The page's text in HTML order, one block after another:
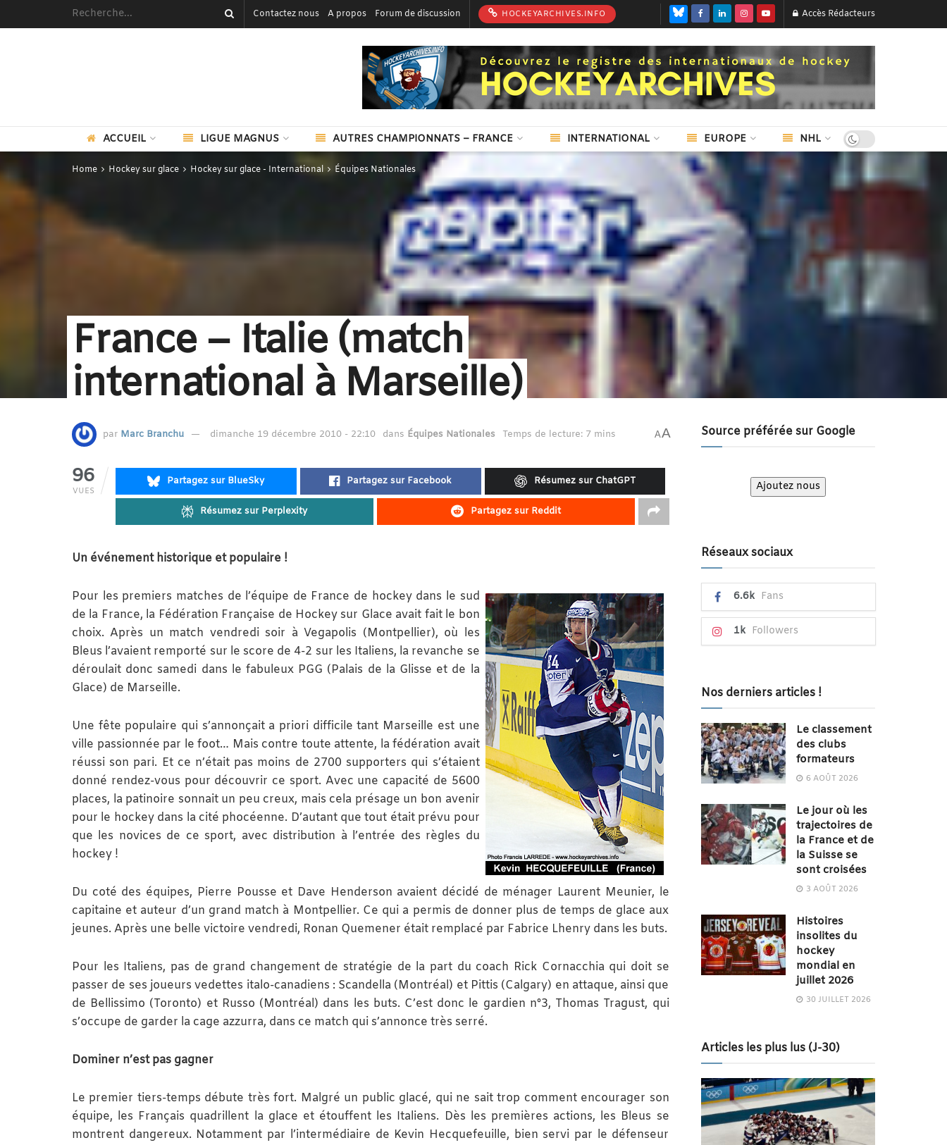
Contactez nous A propos Forum de discussion HOCKEYARCHIVES.INFO Accès Rédacteurs
ACCUEIL LIGUE MAGNUS AUTRES CHAMPIONNATS – FRANCE INTERNATIONAL EUROPE NHL
Home Hockey sur glace Hockey sur glace - International Équipes Nationales
France – Italie (match
international à Marseille)
par Marc Branchu dimanche 19 décembre 2010 - 22:10 dans Équipes Nationales Temps de lecture: 7 mins AA
96
VUES
Partagez sur BlueSky Partagez sur Facebook Résumez sur ChatGPT
Résumez sur Perplexity Partagez sur Reddit
Un événement historique et populaire !
Pour les premiers matches de l’équipe de France de hockey dans le sud
de la France, la Fédération Française de Hockey sur Glace avait fait le bon
choix. Après un match vendredi soir à Vegapolis (Montpellier), où les
Bleus l’avaient remporté sur le score de 4-2 sur les Italiens, la revanche se
déroulait donc samedi dans le fabuleux PGG (Palais de la Glisse et de la
Glace) de Marseille.
Une fête populaire qui s’annonçait a priori difficile tant Marseille est une
ville passionnée par le foot… Mais contre toute attente, la fédération avait
réussi son pari. Et ce n’était pas moins de 2700 supporters qui s’étaient
donné rendez-vous pour découvrir ce sport. Avec une capacité de 5600
places, la patinoire sonnait un peu creux, mais cela présage un bon avenir
pour le hockey dans la cité phocéenne. D’autant que tout était prévu pour
que les novices de ce sport, avec distribution à l’entrée des règles du
hockey !
Du coté des équipes, Pierre Pousse et Dave Henderson avaient décidé de ménager Laurent Meunier, le
capitaine et auteur d’un grand match à Montpellier. Ce qui a permis de donner plus de temps de glace aux
jeunes. Après une belle victoire vendredi, Ronan Quemener était remplacé par Fabrice Lhenry dans les buts.
Pour les Italiens, pas de grand changement de stratégie de la part du coach Rick Cornacchia qui doit se
passer de ses joueurs vedettes italo-canadiens : Scandella (Montréal) et Pittis (Calgary) en attaque, ainsi que
de Bellissimo (Toronto) et Russo (Montréal) dans les buts. C’est donc le gardien n°3, Thomas Tragust, qui
s’occupe de garder la cage azzurra, dans ce match qui s’annonce très serré.
Dominer n’est pas gagner
Le premier tiers-temps débute très fort. Malgré un public glacé, qui ne sait trop comment encourager son
équipe, les Français quadrillent la glace et étouffent les Italiens. Dès les premières actions, les Bleus se
montrent dangereux. Notamment par l’intermédiaire de Kevin Hecquefeuille, bien servi par le défenseur
Source préférée sur Google
Ajoutez nous
Réseaux sociaux
6.6k Fans
1k Followers
Nos derniers articles !
Le classement
des clubs
formateurs
6 AOÛT 2026
Le jour où les
trajectoires de
la France et de
la Suisse se
sont croisées
3 AOÛT 2026
Histoires
insolites du
hockey
mondial en
juillet 2026
30 JUILLET 2026
Articles les plus lus (J-30)